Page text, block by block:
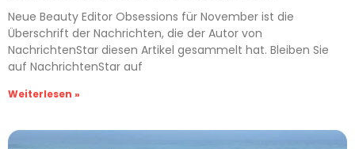
Neue Beauty Editor Obsessions für November ist die
Überschrift der Nachrichten, die der Autor von
NachrichtenStar diesen Artikel gesammelt hat. Bleiben Sie
auf NachrichtenStar auf
Weiterlesen »